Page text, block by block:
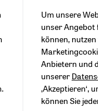
Um unsere
unser Angebot
können,
Anbietern und
unserer
‚Akzeptieren‘,
können Sie
Twitter
Instagram
Youtube
Google